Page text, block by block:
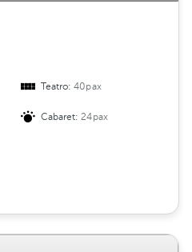
Teatro:40pax
Cabaret:24pax